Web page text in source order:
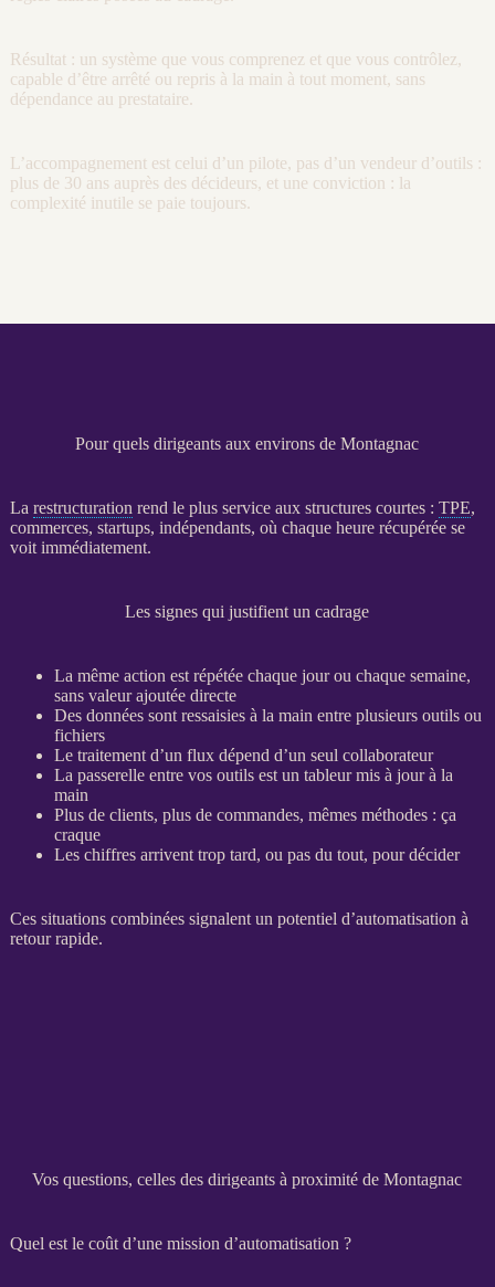
Résultat : un système que vous comprenez et que vous contrôlez,
capable d’être arrêté ou repris à la main à tout moment, sans
dépendance au prestataire.
L’accompagnement est celui d’un pilote, pas d’un vendeur d’outils :
plus de 30 ans auprès des décideurs, et une conviction : la
complexité inutile se paie toujours.
Pour quels dirigeants aux environs de Montagnac
La restructuration rend le plus service aux structures courtes : TPE,
commerces, startups, indépendants, où chaque heure récupérée se
voit immédiatement.
Les signes qui justifient un cadrage
La même action est répétée chaque jour ou chaque semaine,
sans valeur ajoutée directe
Des donnéessont ressaisies à la main entre plusieurs outils ou
fichiers
Le traitement d’un fluxdépend d’un seul collaborateur
La passerelle entre vos outils est un tableur mis à jour à la
main
Plus de clients, plus de commandes, mêmes méthodes : ça
craque
Les chiffres arrivent trop tard, ou pas du tout, pour décider
Ces situations combinées signalent un potentiel d’automatisation à
retour rapide.
Vos questions, celles des dirigeants à proximité de Montagnac
Quel est le coût d’une mission d’automatisation ?